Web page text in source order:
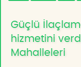
Güçlü
hizmetini
Mahalleleri